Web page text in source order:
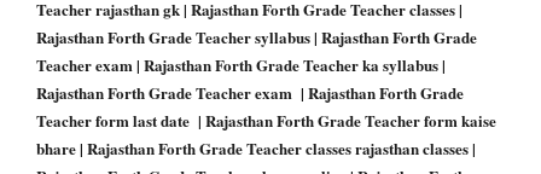
Teacher rajasthan gk | Rajasthan Forth Grade Teacher classes |
Rajasthan Forth Grade Teacher syllabus | Rajasthan Forth Grade
Teacher exam | Rajasthan Forth Grade Teacher ka syllabus |
Rajasthan Forth Grade Teacher exam | Rajasthan Forth Grade
Teacher form last date | Rajasthan Forth Grade Teacher form kaise
bhare | Rajasthan Forth Grade Teacher classes rajasthan classes |